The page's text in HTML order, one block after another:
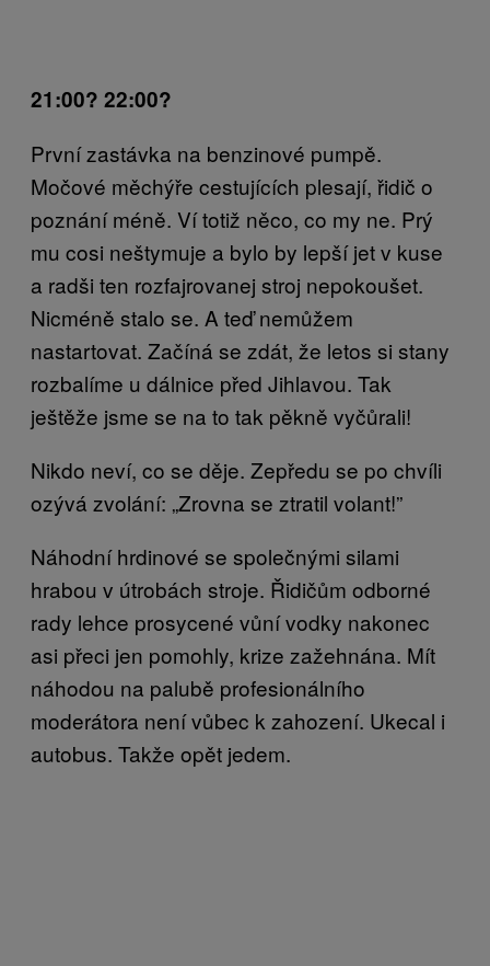
21:00? 22:00?
První zastávka na benzinové pumpě.
Močové měchýře cestujících plesají, řidič o
poznání méně. Ví totiž něco, co my ne. Prý
mu cosi neštymuje a bylo by lepší jet v kuse
a radši ten rozfajrovanej stroj nepokoušet.
Nicméně stalo se. A teď nemůžem
nastartovat. Začíná se zdát, že letos si stany
rozbalíme u dálnice před Jihlavou. Tak
ještěže jsme se na to tak pěkně vyčůrali!
Nikdo neví, co se děje. Zepředu se po chvíli
ozývá zvolání: „Zrovna se ztratil volant!”
Náhodní hrdinové se společnými silami
hrabou v útrobách stroje. Řidičům odborné
rady lehce prosycené vůní vodky nakonec
asi přeci jen pomohly, krize zažehnána. Mít
náhodou na palubě profesionálního
moderátora není vůbec k zahození. Ukecal i
autobus. Takže opět jedem.